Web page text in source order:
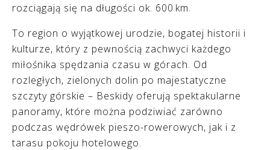
rozciągają się na długości ok. 600 km.
To region o wyjątkowej urodzie, bogatej historii i
kulturze, który z pewnością zachwyci każdego
miłośnika spędzania czasu w górach. Od
rozległych, zielonych dolin po majestatyczne
szczyty górskie – Beskidy oferują spektakularne
panoramy, które można podziwiać zarówno
podczas wędrówek pieszo-rowerowych, jak i z
tarasu pokoju hotelowego.